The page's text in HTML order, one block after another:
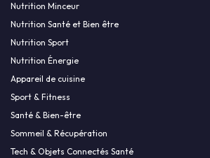
Nutrition Minceur
Nutrition Santé et Bien être
Nutrition Sport
Nutrition Énergie
Appareil de cuisine
Sport & Fitness
Santé & Bien-être
Sommeil & Récupération
Tech & Objets Connectés Santé